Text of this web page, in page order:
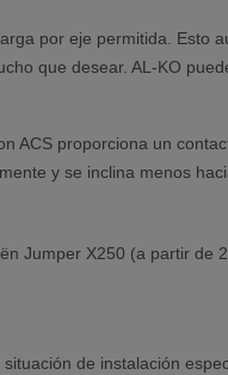
por eje permitida. Esto
que desear. AL-KO
ACS proporciona un
y se inclina menos
Jumper X250 (a partir de
de instalación